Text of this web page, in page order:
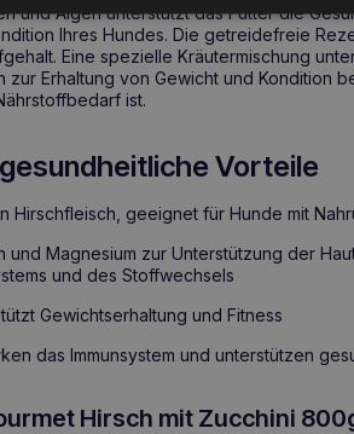
und Algen unterstützt das Futter die
Ihres Hundes. Die getreidefreie
Eine spezielle Kräutermischung
Erhaltung von Gewicht und Kondition
ist.
Vorteile
geeignet für Hunde mit
und Magnesium zur Unterstützung der
und des Stoffwechsels
Gewichtserhaltung und Fitness
das Immunsystem und unterstützen
Hirsch mit Zucchini